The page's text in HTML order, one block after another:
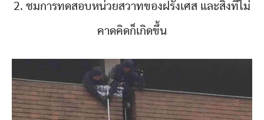
2. ชมการทดสอบหน่วยสวาทของฝรั่งเศส และสิ่งที่ไม่
คาดคิดก็เกิดขึ้น